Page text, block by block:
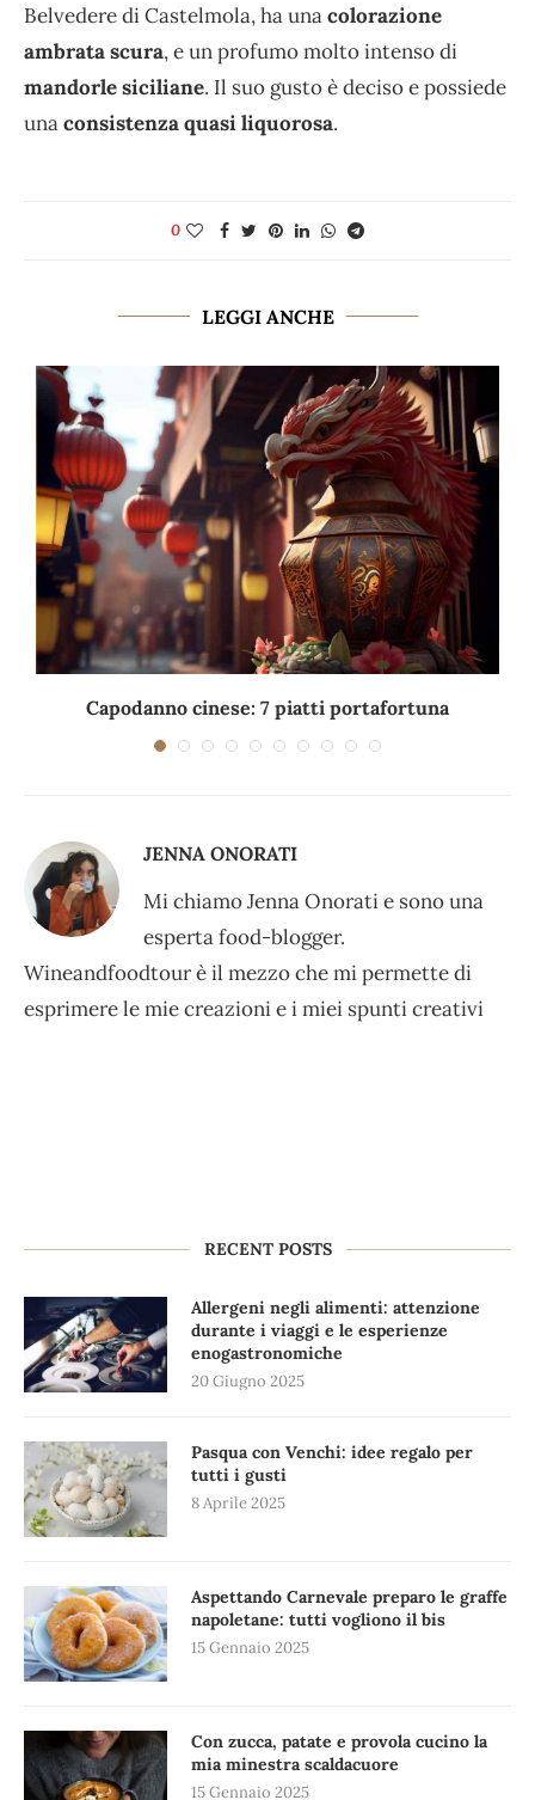
Belvedere di Castelmola, ha unacolorazione
ambrata scura, e un profumo molto intenso di
mandorle siciliane. Il suo gusto è deciso e possiede
unaconsistenza quasi liquorosa.
0
LEGGI ANCHE
Capodanno cinese: 7 piatti portafortuna
JENNA ONORATI
Mi chiamo Jenna Onorati e sono una
esperta food-blogger.
Wineandfoodtour è il mezzo che mi permette di
esprimere le mie creazioni e i miei spunti creativi
RECENT POSTS
Allergeni negli alimenti: attenzione
durante i viaggi e le esperienze
enogastronomiche
20 Giugno 2025
Pasqua con Venchi: idee regalo per
tutti i gusti
8 Aprile 2025
Aspettando Carnevale preparo le graffe
napoletane: tutti vogliono il bis
15 Gennaio 2025
Con zucca, patate e provola cucino la
mia minestra scaldacuore
15 Gennaio 2025